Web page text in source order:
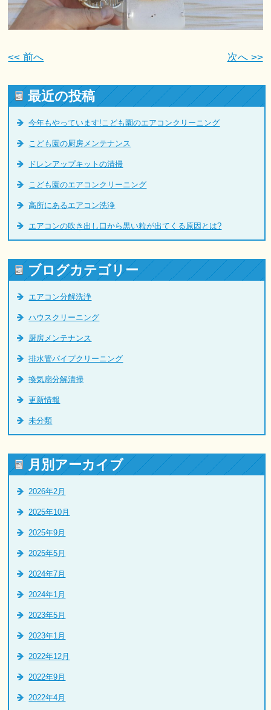
<< 前へ 次へ >>
最近の投稿
今年もやっています!こども園のエアコンクリーニング
こども園の厨房メンテナンス
ドレンアップキットの清掃
こども園のエアコンクリーニング
高所にあるエアコン洗浄
エアコンの吹き出し口から黒い粒が出てくる原因とは?
ブログカテゴリー
エアコン分解洗浄
ハウスクリーニング
厨房メンテナンス
排水管パイプクリーニング
換気扇分解清掃
更新情報
未分類
月別アーカイブ
2026年2月
2025年10月
2025年9月
2025年5月
2024年7月
2024年1月
2023年5月
2023年1月
2022年12月
2022年9月
2022年4月